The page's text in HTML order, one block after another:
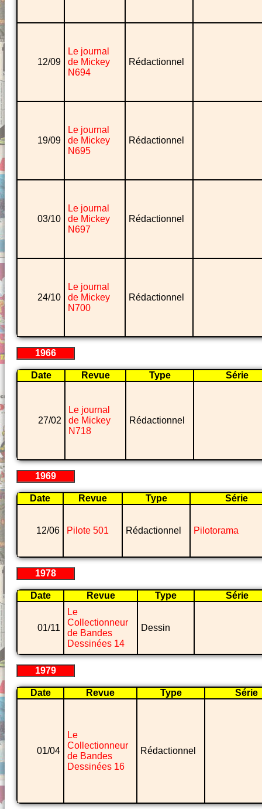
12/09
Le journal
de Mickey
N694
Rédactionnel
19/09
Le journal
de Mickey
N695
Rédactionnel
03/10
Le journal
de Mickey
N697
Rédactionnel
24/10
Le journal
de Mickey
N700
Rédactionnel
1966
Date Revue Type Série
27/02
Le journal
de Mickey
N718
Rédactionnel
1969
Date Revue Type Série
12/06 Pilote 501 Rédactionnel Pilotorama
1978
Date Revue Type Série
01/11
Le
Collectionneur
de Bandes
Dessinées 14
Dessin
1979
Date Revue Type Série
01/04
Le
Collectionneur
de Bandes
Dessinées 16
Rédactionnel